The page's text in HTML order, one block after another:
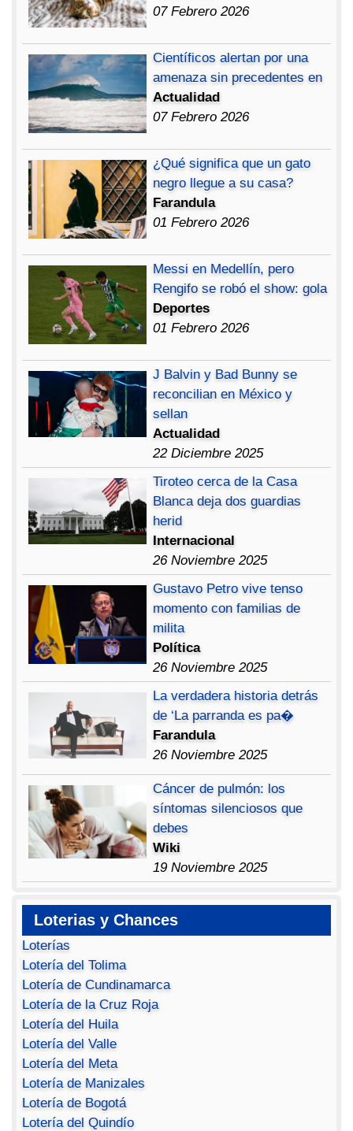
07 Febrero 2026
Científicos alertan por una
amenaza sin precedentes en
Actualidad
07 Febrero 2026
¿Qué significa que un gato
negro llegue a su casa?
Farandula
01 Febrero 2026
Messi en Medellín, pero
Rengifo se robó el show: gola
Deportes
01 Febrero 2026
J Balvin y Bad Bunny se
reconcilian en México y
sellan
Actualidad
22 Diciembre 2025
Tiroteo cerca de la Casa
Blanca deja dos guardias
herid
Internacional
26 Noviembre 2025
Gustavo Petro vive tenso
momento con familias de
milita
Política
26 Noviembre 2025
La verdadera historia detrás
de ‘La parranda es pa�
Farandula
26 Noviembre 2025
Cáncer de pulmón: los
síntomas silenciosos que
debes
Wiki
19 Noviembre 2025
Loterias y Chances
Loterías
Lotería del Tolima
Lotería de Cundinamarca
Lotería de la Cruz Roja
Lotería del Huila
Lotería del Valle
Lotería del Meta
Lotería de Manizales
Lotería de Bogotá
Lotería del Quindío